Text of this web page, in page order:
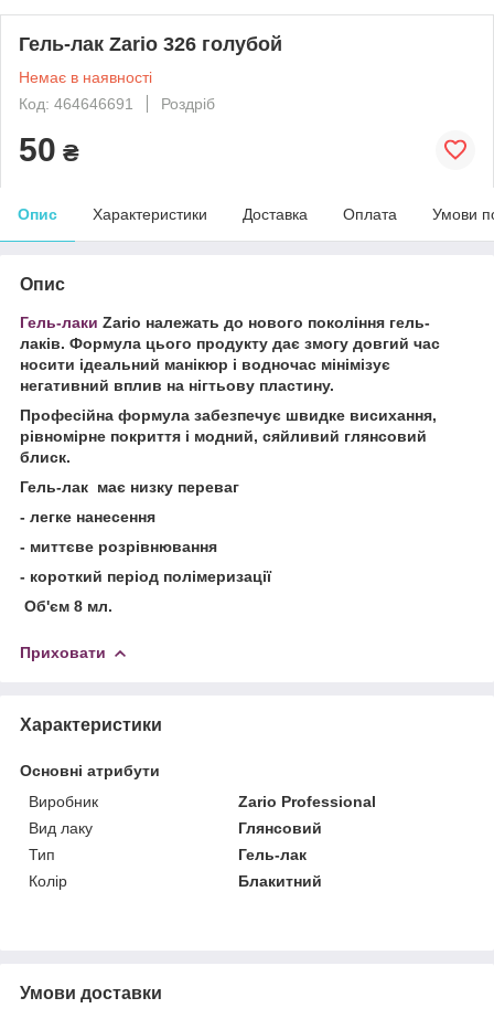
Гель-лак Zario 326 голубой
Немає в наявності
Код: 464646691
Роздріб
50 ₴
Опис Характеристики Доставка Оплата Умови
Опис
Гель-лаки Zario належать до нового покоління гель-
лаків. Формула цього продукту дає змогу довгий час
носити ідеальний манікюр і водночас мінімізує
негативний вплив на нігтьову пластину.
Професійна формула забезпечує швидке висихання,
рівномірне покриття і модний, сяйливий глянсовий
блиск.
Гель-лак має низку переваг
- легке нанесення
- миттєве розрівнювання
- короткий період полімеризації
Об'єм 8 мл.
Приховати
Характеристики
Основні атрибути
Виробник
Zario Professional
Вид лаку
Глянсовий
Тип
Гель-лак
Колір
Блакитний
Умови доставки